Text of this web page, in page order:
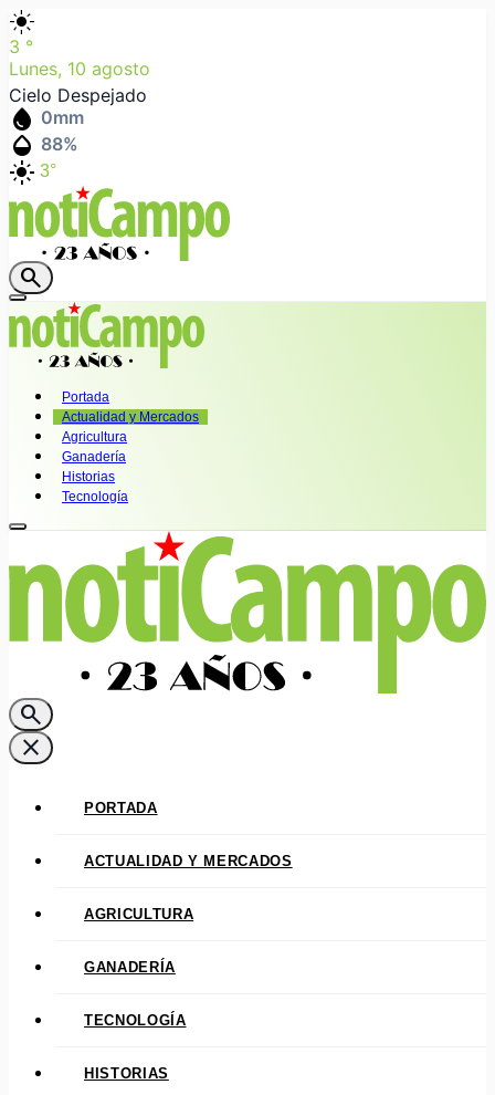
light_mode
3 °
Lunes, 10 agosto
Cielo Despejado
water_drop 0mm
humidity_mid 88%
light_mode 3°
search
Portada
Actualidad y Mercados
Agricultura
Ganadería
Historias
Tecnología
search
close
PORTADA
ACTUALIDAD Y MERCADOS
AGRICULTURA
GANADERÍA
TECNOLOGÍA
HISTORIAS